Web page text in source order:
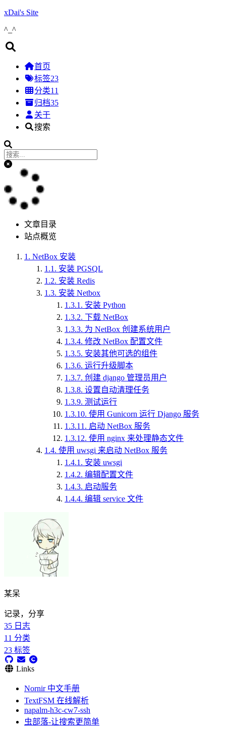
xDai's Site
^_^
首页
标签23
分类11
归档35
关于
搜索
文章目录
站点概览
1. NetBox 安装
1.1. 安装 PGSQL
1.2. 安装 Redis
1.3. 安装 Netbox
1.3.1. 安装 Python
1.3.2. 下载 NetBox
1.3.3. 为 NetBox 创建系统用户
1.3.4. 修改 NetBox 配置文件
1.3.5. 安装其他可选的组件
1.3.6. 运行升级脚本
1.3.7. 创建 django 管理员用户
1.3.8. 设置自动清理任务
1.3.9. 测试运行
1.3.10. 使用 Gunicorn 运行 Django 服务
1.3.11. 启动 NetBox 服务
1.3.12. 使用 nginx 来处理静态文件
1.4. 使用 uwsgi 来启动 NetBox 服务
1.4.1. 安装 uwsgi
1.4.2. 编辑配置文件
1.4.3. 启动服务
1.4.4. 编辑 service 文件
某呆
记录，分享
35 日志
11 分类
23 标签
Links
Nornir 中文手册
TextFSM 在线解析
napalm-h3c-cw7-ssh
虫部落-让搜索更简单